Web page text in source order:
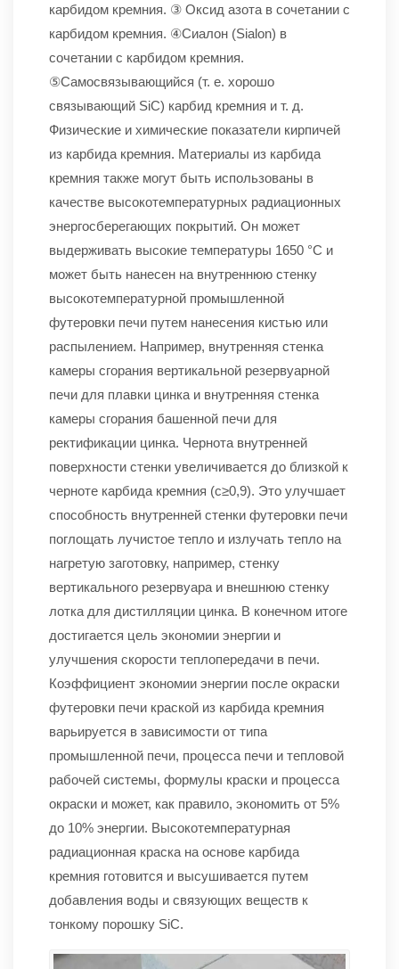
карбидом кремния. ③ Оксид азота в сочетании с
карбидом кремния. ④Сиалон (Sialon) в
сочетании с карбидом кремния.
⑤Самосвязывающийся (т. е. хорошо
связывающий SiC) карбид кремния и т. д.
Физические и химические показатели кирпичей
из карбида кремния. Материалы из карбида
кремния также могут быть использованы в
качестве высокотемпературных радиационных
энергосберегающих покрытий. Он может
выдерживать высокие температуры 1650 °C и
может быть нанесен на внутреннюю стенку
высокотемпературной промышленной
футеровки печи путем нанесения кистью или
распылением. Например, внутренняя стенка
камеры сгорания вертикальной резервуарной
печи для плавки цинка и внутренняя стенка
камеры сгорания башенной печи для
ректификации цинка. Чернота внутренней
поверхности стенки увеличивается до близкой к
черноте карбида кремния (c≥0,9). Это улучшает
способность внутренней стенки футеровки печи
поглощать лучистое тепло и излучать тепло на
нагретую заготовку, например, стенку
вертикального резервуара и внешнюю стенку
лотка для дистилляции цинка. В конечном итоге
достигается цель экономии энергии и
улучшения скорости теплопередачи в печи.
Коэффициент экономии энергии после окраски
футеровки печи краской из карбида кремния
варьируется в зависимости от типа
промышленной печи, процесса печи и тепловой
рабочей системы, формулы краски и процесса
окраски и может, как правило, экономить от 5%
до 10% энергии. Высокотемпературная
радиационная краска на основе карбида
кремния готовится и высушивается путем
добавления воды и связующих веществ к
тонкому порошку SiC.